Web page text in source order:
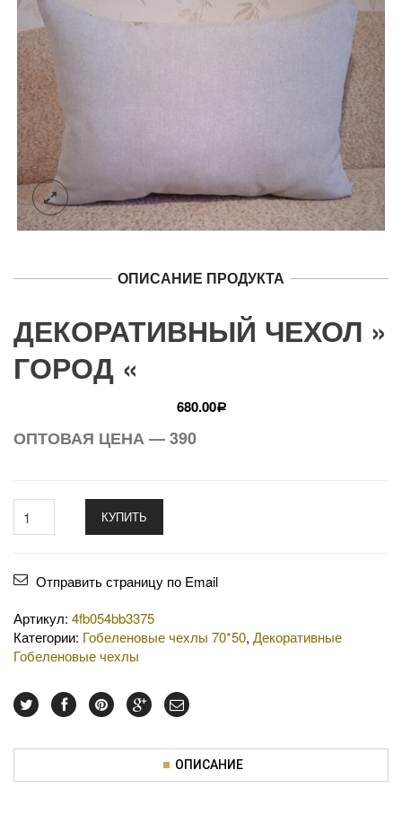
ОПИСАНИЕ ПРОДУКТА
ДЕКОРАТИВНЫЙ ЧЕХОЛ »
ГОРОД «
680.00Р
ОПТОВАЯ ЦЕНА — 390
КУПИТЬ
Отправить страницу по Email
Артикул: 4fb054bb3375
Категории: Гобеленовые чехлы 70*50, Декоративные
Гобеленовые чехлы
ОПИСАНИЕ